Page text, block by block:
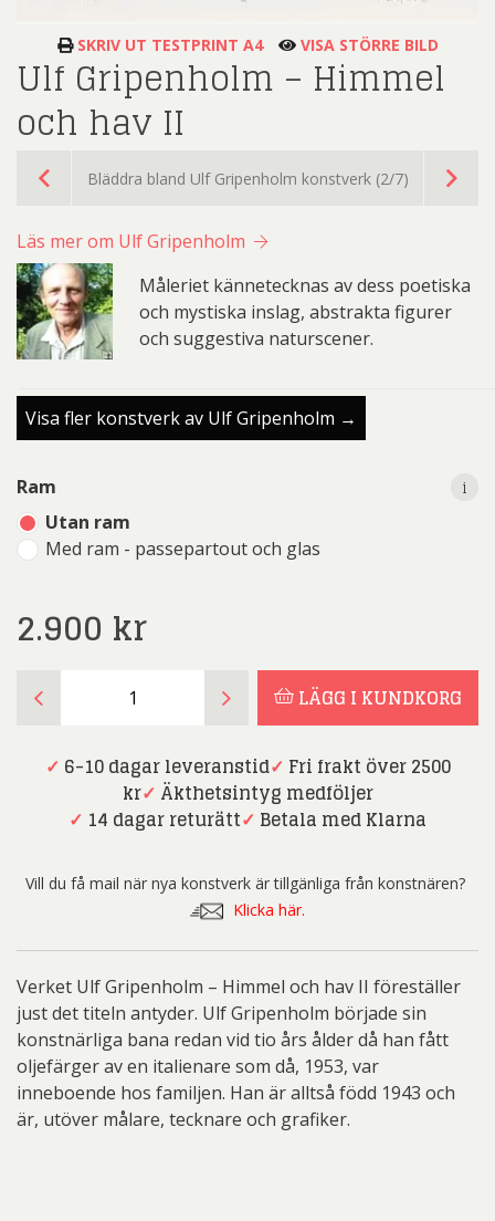
SKRIV UT TESTPRINT A4 VISA STÖRRE BILD
Ulf Gripenholm – Himmel
och hav II
Bläddra bland Ulf Gripenholm konstverk (2/7)
Läs mer om Ulf Gripenholm
Måleriet kännetecknas av dess poetiska
och mystiska inslag, abstrakta figurer
och suggestiva naturscener.
Visa fler konstverk av Ulf Gripenholm →
Ram
Utan ram
Med ram - passepartout och glas
i
2.900 kr
i
Gripenholm
Himmel
LÄGG I KUNDKORG
✓ 6-10 dagar leveranstid✓ Fri frakt över 2500
kr✓ Äkthetsintyg medföljer
✓ 14 dagar returätt✓ Betala med Klarna
Vill du få mail när nya konstverk är tillgänliga från konstnären?
Klicka här.
Verket Ulf Gripenholm – Himmel och hav II föreställer
just det titeln antyder. Ulf Gripenholm började sin
konstnärliga bana redan vid tio års ålder då han fått
oljefärger av en italienare som då, 1953, var
inneboende hos familjen. Han är alltså född 1943 och
är, utöver målare, tecknare och grafiker.